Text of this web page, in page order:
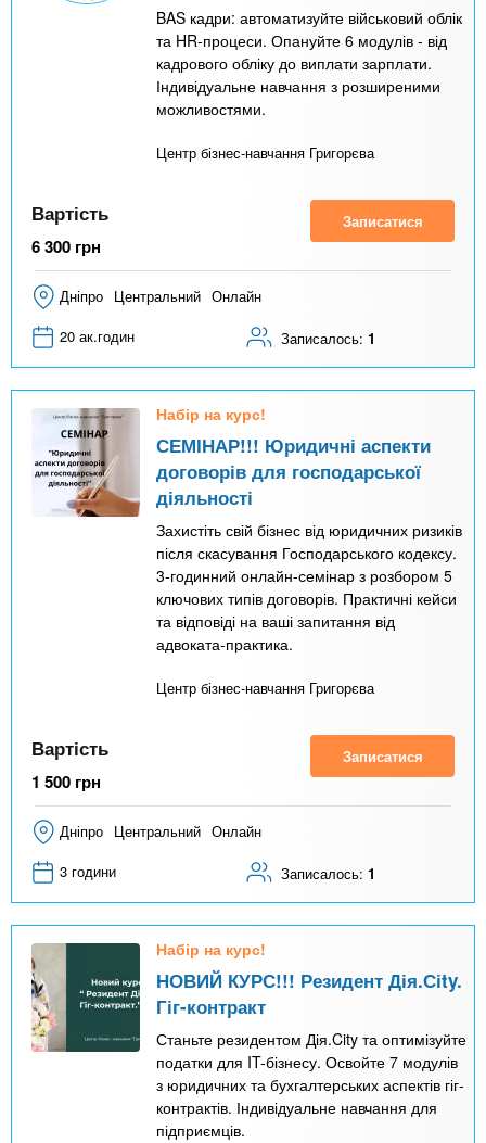
BAS кадри: автоматизуйте військовий облік
та HR-процеси. Опануйте 6 модулів - від
кадрового обліку до виплати зарплати.
Індивідуальне навчання з розширеними
можливостями.
Центр бізнес-навчання Григорєва
Вартість
6 300 грн
Записатися
Дніпро Центральний Онлайн
20 ак.годин
Записалось: 1
Набір на курс!
СЕМІНАР!!! Юридичні аспекти
договорів для господарської
діяльності
Захистіть свій бізнес від юридичних ризиків
після скасування Господарського кодексу.
3-годинний онлайн-семінар з розбором 5
ключових типів договорів. Практичні кейси
та відповіді на ваші запитання від
адвоката-практика.
Центр бізнес-навчання Григорєва
Вартість
1 500 грн
Записатися
Дніпро Центральний Онлайн
3 години
Записалось: 1
Набір на курс!
НОВИЙ КУРС!!! Резидент Дія.Сіty.
Гіг-контракт
Станьте резидентом Дія.City та оптимізуйте
податки для IT-бізнесу. Освойте 7 модулів
з юридичних та бухгалтерських аспектів гіг-
контрактів. Індивідуальне навчання для
підприємців.